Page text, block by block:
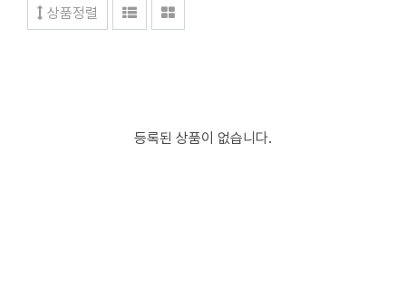
상품정렬
등록된 상품이 없습니다.